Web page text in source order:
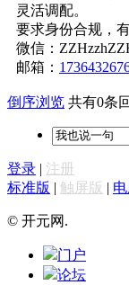
灵活调配。
要求身份合规，
微信：
邮箱：
倒序浏览 共有0条
登录 | 注册
标准版 | 触屏版 |
© 开元网.
门户
论坛